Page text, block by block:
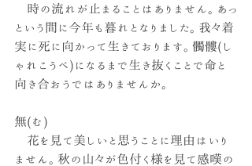
時の流れが止まることはありません。あっ
という間に今年も暮れとなりました。我々着
実に死に向かって生きております。髑髏(し
ゃれこうべ)になるまで生き抜くことで命と
向き合おうではありませんか。
無(む)
花を見て美しいと思うことに理由はいり
ません。秋の山々が色付く様を見て感嘆の